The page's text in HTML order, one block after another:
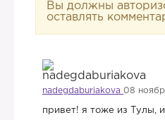
Вы должны
оставлять
nadegdaburiakova 08
привет! я тоже из Тулы,